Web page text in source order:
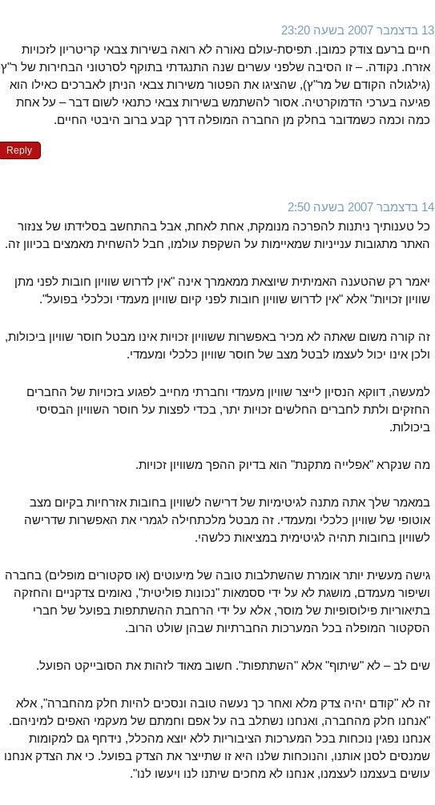
13 בדצמבר 2007 בשעה 23:20
חיים ברעם צודק כמובן. תפיסת-עולם נאורה לא רואה בשירות צבאי קריטריון לזכויות
אזרח. נקודה. – זו הסיבה שלפני עשרים שנה התנגדתי בתוקף לסרטוני הבחירות של ר"ץ
(גילגולה הקודם של מר"ץ), שהציגו את הפטור משירות צבאי הניתן לאברכים כאילו הוא
פגיעה בערכי הדמוקרטיה. אסור להשתמש בשירות צבאי כתנאי לשום דבר – על אחת
כמה וכמה כשמדובר בחלק מן החברה המופלה דרך קבע ברוב היבטי החיים.
Reply
14 בדצמבר 2007 בשעה 2:50
כל טענותיך ניתנות להפרכה מנומקת, אחת לאחת, אבל בהתחשב בסלידתו של צנזור
האתר מתגובות ענייניות שמאיימות על השקפת עולמו, חבל להשחית מאמצים בכיוון זה.
יאמר רק שהטענה האמיתית שיוצאת ממאמרך אינה "אין לדרוש שוויון חובות לפני מתן
שוויון זכויות" אלא "אין לדרוש שוויון חובות לפני קיום שוויון מעמדי וכלכלי בפועל".
זה קורה משום שאתה לא מכיר באפשרות ששוויון זכויות אינו מבטל חוסר שוויון ביכולות,
ולכן אינו יכול לעצמו לבטל מצב של חוסר שוויון כלכלי ומעמדי.
למעשה, דווקא הנסיון לייצר שוויון מעמדי וחברתי מחייב לפגוע בזכויות של החברים
החזקים ולתת לחברים החלשים זכויות יתר, בכדי לפצות על חוסר השוויון הבסיסי
ביכולות.
מה שנקרא "אפלייה מתקנת" הוא בדיוק ההפך משוויון זכויות.
במאמר שלך אתה מתנה לגיטימיות של דרישה לשוויון בחובות אזרחיות בקיום מצב
אוטופי של שוויון כלכלי ומעמדי. זה מבטל מלכתחילה לגמרי את האפשרות שדרישה
לשוויון בחובות תהיה לגיטימית במציאות כלשהי.
גישה מעשית יותר אומרת שהשתלבות טובה של מיעוטים (או סקטורים מופלים) בחברה
ושיפור מעמדם, מושגת לא על ידי ססמאות "נכונות פוליטית", נאומים צדקניים והחזקה
בתיאוריות פילוסופיות של מוסר, אלא על ידי הרחבת ההשתתפות בפועל של חברי
הסקטור המופלה בכל המערכות החברתיות שבהן שולט הרוב.
שים לב – לא "שיתוף" אלא "השתתפות". חשוב מאוד לזהות את הסובייקט הפועל.
זה לא "קודם יהיה צדק מלא ואחר כך נעשה טובה ונסכים להיות חלק מהחברה", אלא
"אנחנו חלק מהחברה, ואנחנו נשתלב בה על אפם וחמתם של מעקמי האפים למיניהם.
אנחנו נפגין נוכחות בכל המערכות הציבוריות ללא יוצא מהכלל, נידחף גם למקומות
שמנסים לסנן אותנו, והנוכחות שלנו היא זו שתייצר את הצדק בפועל. כי את הצדק אנחנו
עושים בעצמנו לעצמנו, אנחנו לא מחכים שיתנו לנו ויעשו לנו".